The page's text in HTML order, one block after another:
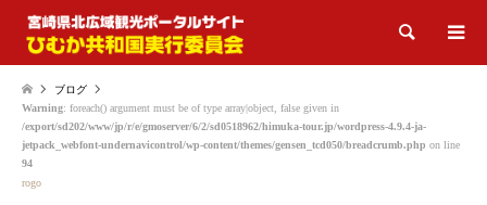
検索
ブログ
Warning: foreach() argument must be of type array|object, false given in
/export/sd202/www/jp/r/e/gmoserver/6/2/sd0518962/himuka-tour.jp/wordpress-4.9.4-ja-
jetpack_webfont-undernavicontrol/wp-content/themes/gensen_tcd050/breadcrumb.php on line
94
rogo